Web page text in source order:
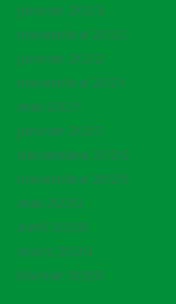
janvier 2023
novembre 2022
janvier 2022
novembre 2021
mai 2021
janvier 2021
décembre 2020
novembre 2020
mai 2020
avril 2020
mars 2020
février 2020